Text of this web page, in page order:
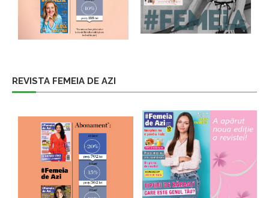
REVISTA FEMEIA DE AZI